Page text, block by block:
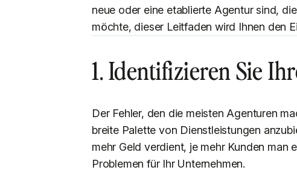
neue oder eine etablierte Agentur sind,
möchte, dieser Leitfaden wird Ihnen den
1. Identifizieren Sie
Der Fehler, den die meisten Agenturen
breite Palette von Dienstleistungen
mehr Geld verdient, je mehr Kunden man
Problemen für Ihr Unternehmen.